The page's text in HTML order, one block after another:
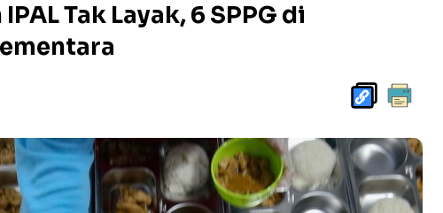
Tak Layak, 6 SPPG di